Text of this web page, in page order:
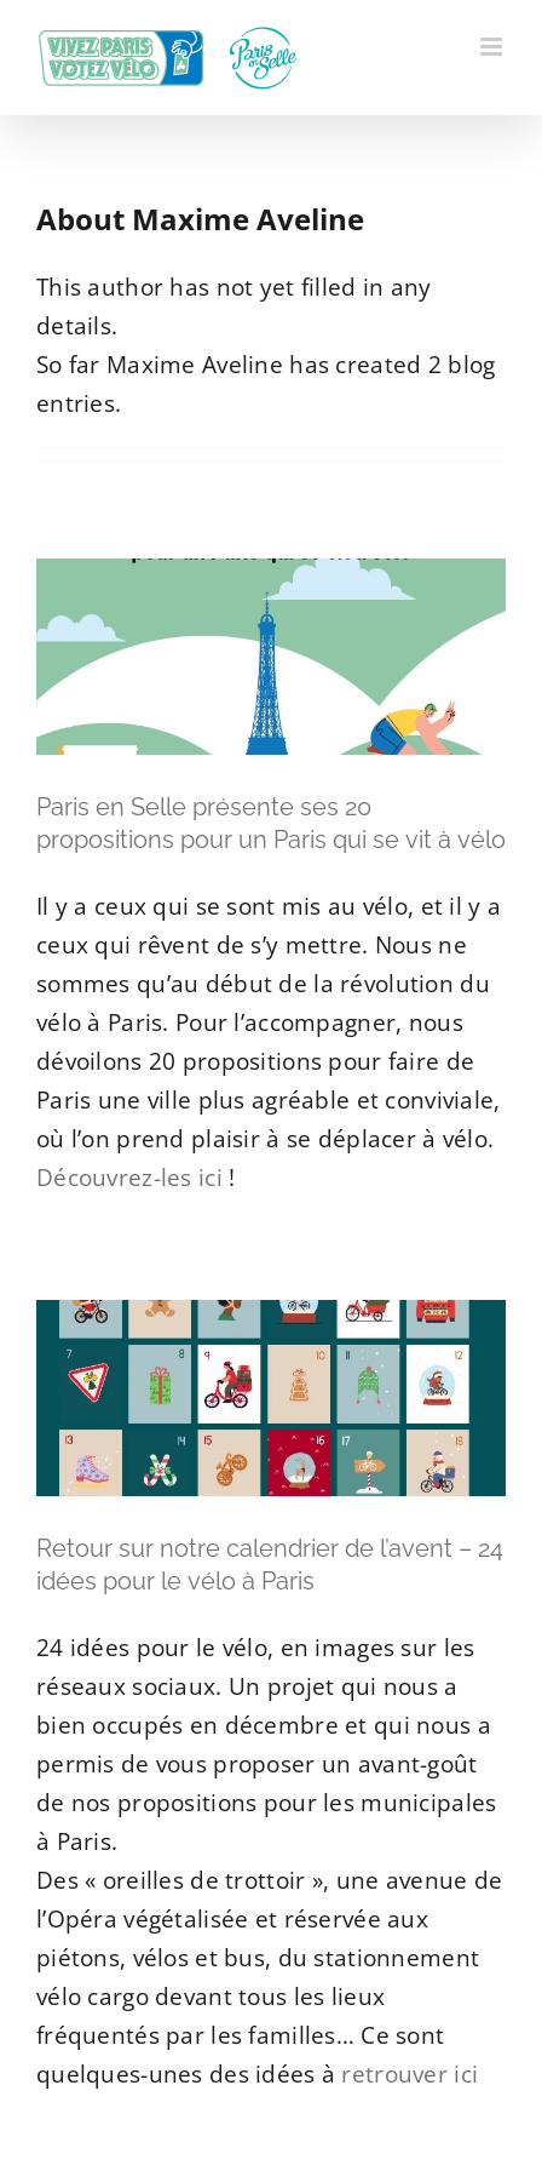
content
About Maxime Aveline
This author has not yet filled in any
details.
So far Maxime Aveline has created 2 blog
entries.
Paris en Selle présente ses 20
propositions pour un Paris qui se vit à vélo
Il y a ceux qui se sont mis au vélo, et il y a
ceux qui rêvent de s’y mettre. Nous ne
sommes qu’au début de la révolution du
vélo à Paris. Pour l’accompagner, nous
dévoilons 20 propositions pour faire de
Paris une ville plus agréable et conviviale,
où l’on prend plaisir à se déplacer à vélo.
Découvrez-les ici !
Retour sur notre calendrier de l’avent – 24
idées pour le vélo à Paris
24 idées pour le vélo, en images sur les
réseaux sociaux. Un projet qui nous a
bien occupés en décembre et qui nous a
permis de vous proposer un avant-goût
de nos propositions pour les municipales
à Paris.
Des « oreilles de trottoir », une avenue de
l’Opéra végétalisée et réservée aux
piétons, vélos et bus, du stationnement
vélo cargo devant tous les lieux
fréquentés par les familles… Ce sont
quelques-unes des idées à retrouver ici